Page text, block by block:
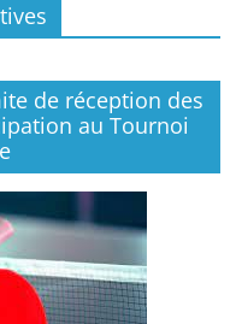
de réception des
au Tournoi